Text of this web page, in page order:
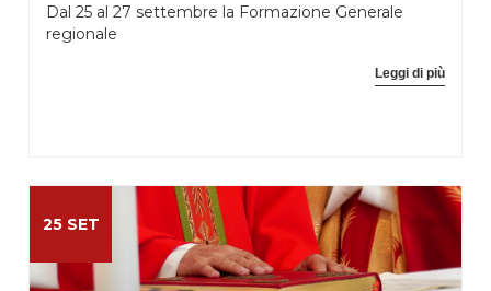
Dal 25 al 27 settembre la Formazione Generale
regionale
Leggi di più
25 SET